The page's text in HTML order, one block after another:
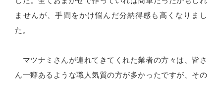
ませんが、手間をかけ悩んだ分納得感も高くなりまし
た。
マツナミさんが連れてきてくれた業者の方々は、皆さ
ん一癖あるような職人気質の方が多かったですが、その